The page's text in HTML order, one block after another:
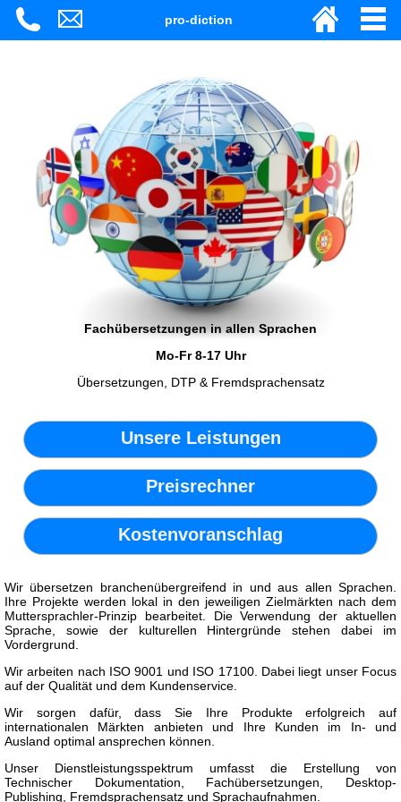
pro-diction
Fachübersetzungen in allen Sprachen
Mo-Fr 8-17 Uhr
Übersetzungen, DTP & Fremdsprachensatz
Unsere Leistungen
Preisrechner
Kostenvoranschlag
Wir übersetzen branchenübergreifend in und aus allen Sprachen.
Ihre Projekte werden lokal in den jeweiligen Zielmärkten nach dem
Muttersprachler-Prinzip bearbeitet. Die Verwendung der aktuellen
Sprache, sowie der kulturellen Hintergründe stehen dabei im
Vordergrund.
Wir arbeiten nach ISO 9001 und ISO 17100. Dabei liegt unser Focus
auf der Qualität und dem Kundenservice.
Wir sorgen dafür, dass Sie Ihre Produkte erfolgreich auf
internationalen Märkten anbieten und Ihre Kunden im In- und
Ausland optimal ansprechen können.
Unser Dienstleistungsspektrum umfasst die Erstellung von
Technischer Dokumentation, Fachübersetzungen, Desktop-
Publishing, Fremdsprachensatz und Sprachaufnahmen.